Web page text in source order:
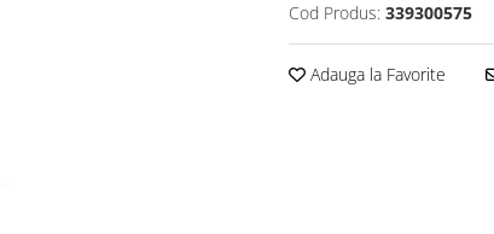
Cod Produs: 339300575
Adauga la Favorite